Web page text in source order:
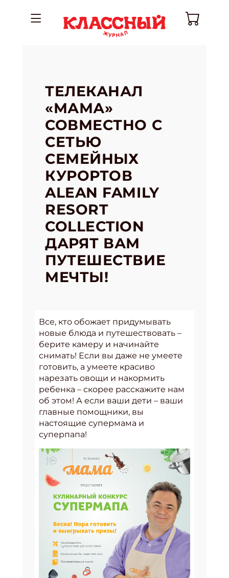
ТЕЛЕКАНАЛ
«МАМА»
СОВМЕСТНО С
СЕТЬЮ
СЕМЕЙНЫХ
КУРОРТОВ
ALEAN FAMILY
RESORT
COLLECTION
ДАРЯТ ВАМ
ПУТЕШЕСТВИЕ
МЕЧТЫ!
Все, кто обожает придумывать
новые блюда и путешествовать –
берите камеру и начинайте
снимать! Если вы даже не умеете
готовить, а умеете красиво
нарезать овощи и накормить
ребенка – скорее расскажите нам
об этом! А если ваши дети – ваши
главные помощники, вы
настоящие супермама и
суперпапа!